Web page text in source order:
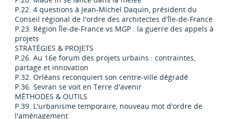
P.22. 4 questions à Jean-Michel Daquin, président du
Conseil régional de l'ordre des architectes d'Île-de-France
P.23. Région Île-de-France vs MGP : la guerre des appels à
projets
STRATÉGIES & PROJETS
P.26. Au 16e forum des projets urbains : contraintes,
partage et innovation
P.32. Orléans reconquiert son centre-ville dégradé
P.36. Sevran se voit en Terre d'avenir
MÉTHODES & OUTILS
P.39. L'urbanisme temporaire, nouveau mot d'ordre de
l'aménagement